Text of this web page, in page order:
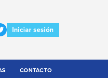
Iniciar sesión
CONTACTO